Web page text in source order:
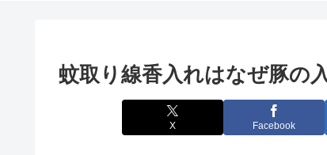
蚊取り線香入れはなぜ豚の
X Facebook